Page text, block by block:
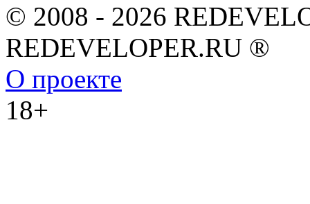
© 2008 - 2026
REDEVELOPER.RU ®
О проекте
18+